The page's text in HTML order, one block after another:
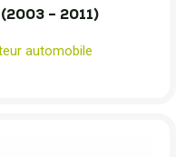
– 2011)
automobile